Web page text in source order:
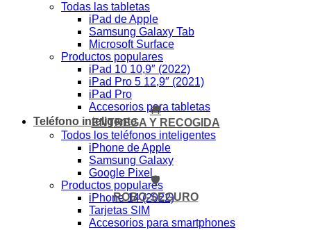
Todas las tabletas
iPad de Apple
Samsung Galaxy Tab
Microsoft Surface
Productos populares
iPad 10 10,9″ (2022)
iPad Pro 5 12,9″ (2021)
iPad Pro
Accesorios para tabletas
Teléfono inteligente
Todos los teléfonos inteligentes
iPhone de Apple
Samsung Galaxy
Google Pixel
Productos populares
iPhone 14 (2022)
Tarjetas SIM
Accesorios para smartphones
🚚
ENTREGA Y RECOGIDA
🛡️
ROBO-SEGURO